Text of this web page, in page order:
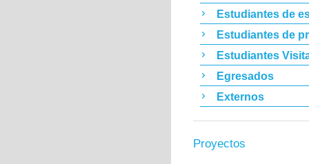
Estudiantes de
Estudiantes de
Estudiantes
Egresados
Externos
Proyectos